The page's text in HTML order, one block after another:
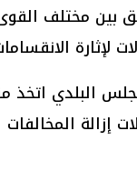
مختلف القوى
اتخذ
إزالة